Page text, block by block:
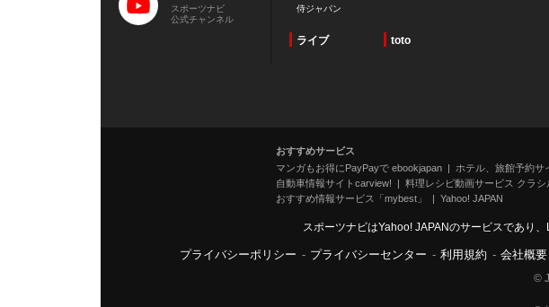
スポーツナビ
公式チャンネル
侍ジャパン
ライブ toto
おすすめサービス
マンガもお得にPayPayで ebookjapan
ホテル、旅館予約
自動車情報サイトcarview!
料理レシピ動画サービス クラシ
おすすめ情報サービス「mybest」
Yahoo! JAPAN
スポーツナビはYahoo! JAPANのサービスであり
プライバシーポリシー - プライバシーセンター - 利用規約 - 会社概要
©